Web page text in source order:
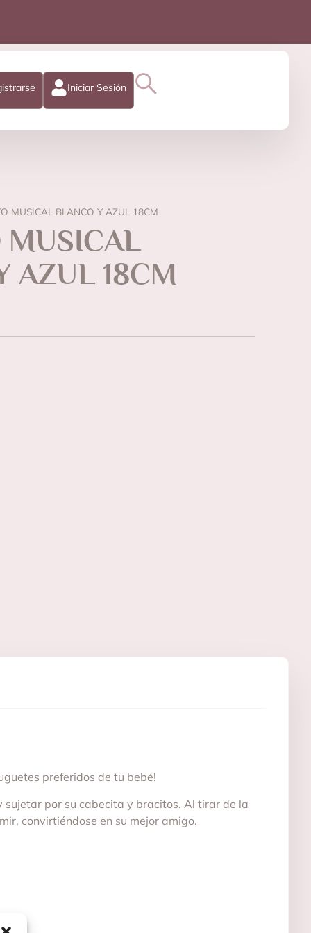
Iniciar Sesión
MUSICAL BLANCO Y AZUL 18CM
MUSICAL
AZUL 18CM
preferidos de tu bebé!
sujetar por su cabecita y bracitos. Al tirar de la
convirtiéndose en su mejor amigo.